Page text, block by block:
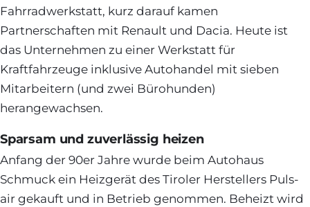
Fahrradwerkstatt, kurz darauf kamen
Partnerschaften mit Renault und Dacia. Heute ist
das Unternehmen zu einer Werkstatt für
Kraftfahrzeuge inklusive Autohandel mit sieben
Mitarbeitern (und zwei Bürohunden)
herangewachsen.
Sparsam und zuverlässig heizen
Anfang der 90er Jahre wurde beim Autohaus
Schmuck ein Heizgerät des Tiroler Herstellers Puls-
air gekauft und in Betrieb genommen. Beheizt wird